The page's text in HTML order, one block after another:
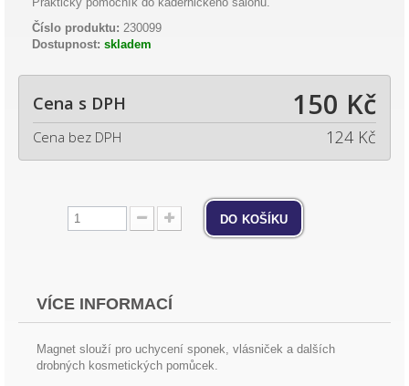
Číslo produktu: 230099
Dostupnost: skladem
Cena s DPH 150 Kč
Cena bez DPH 124 Kč
do košíku
VÍCE INFORMACÍ
Magnet slouží pro uchycení sponek, vlásniček a dalších
drobných kosmetických pomůcek.